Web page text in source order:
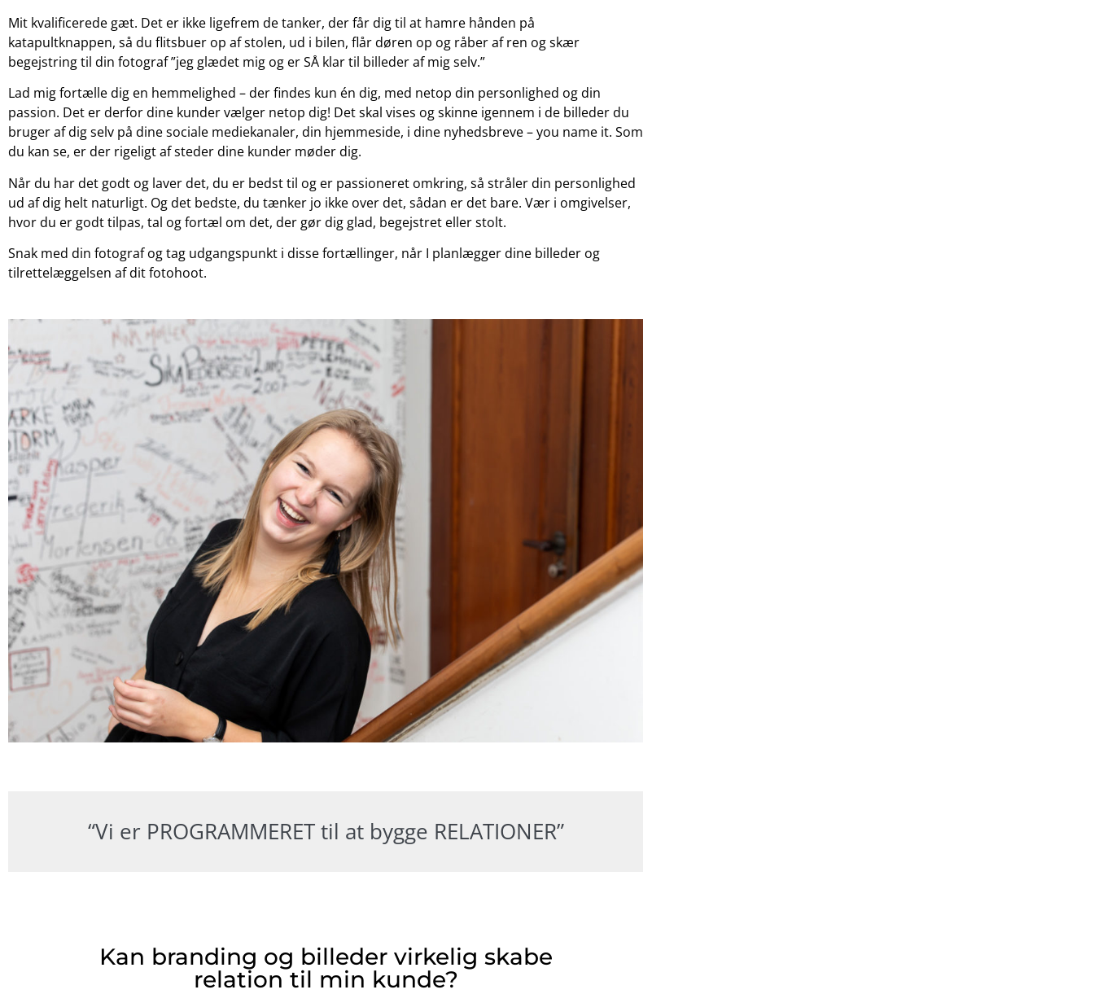
Mit kvalificerede gæt. Det er ikke ligefrem de tanker, der får dig til at hamre hånden på
katapultknappen, så du flitsbuer op af stolen, ud i bilen, flår døren op og råber af ren og skær
begejstring til din fotograf ”jeg glædet mig og er SÅ klar til billeder af mig selv.”
Lad mig fortælle dig en hemmelighed – der findes kun én dig, med netop din personlighed og din
passion. Det er derfor dine kunder vælger netop dig! Det skal vises og skinne igennem i de billeder du
bruger af dig selv på dine sociale mediekanaler, din hjemmeside, i dine nyhedsbreve – you name it. Som
du kan se, er der rigeligt af steder dine kunder møder dig.
Når du har det godt og laver det, du er bedst til og er passioneret omkring, så stråler din personlighed
ud af dig helt naturligt. Og det bedste, du tænker jo ikke over det, sådan er det bare. Vær i omgivelser,
hvor du er godt tilpas, tal og fortæl om det, der gør dig glad, begejstret eller stolt.
Snak med din fotograf og tag udgangspunkt i disse fortællinger, når I planlægger dine billeder og
tilrettelæggelsen af dit fotohoot.
“Vi er PROGRAMMERET til at bygge RELATIONER”
Kan branding og billeder virkelig skabe
relation til min kunde?